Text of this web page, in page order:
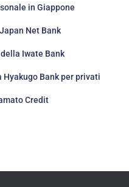
in Giappone
Net Bank
Iwate Bank
Bank per privati
Credit